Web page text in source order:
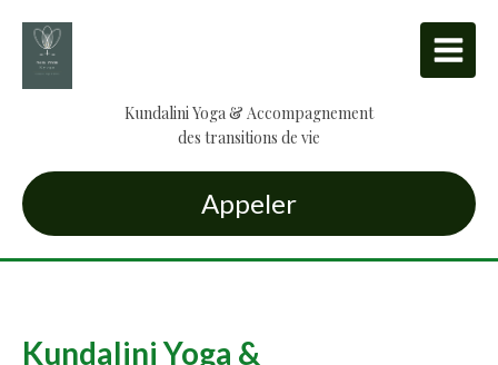
Kundalini Yoga & Accompagnement
des transitions de vie
Appeler
Kundalini Yoga &